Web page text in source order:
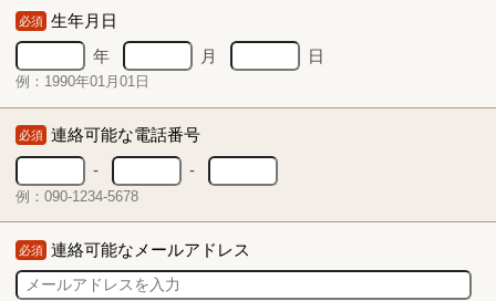
必須 生年月日
年
月 日
例：1990年01月01日
必須 連絡可能な電話番号
-
-
例：090-1234-5678
必須 連絡可能なメールアドレス